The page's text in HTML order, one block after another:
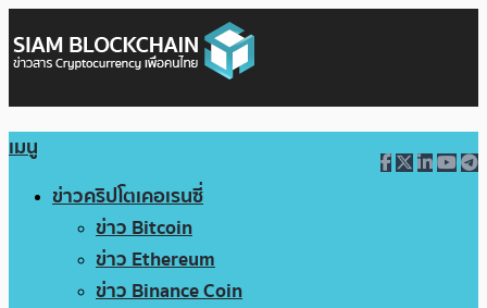
เมนู
ข่าวคริปโตเคอเรนซี่
ข่าว Bitcoin
ข่าว Ethereum
ข่าว Binance Coin